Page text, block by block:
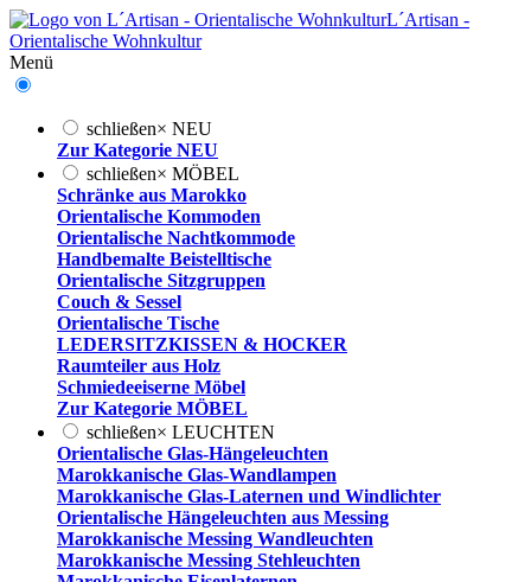
L´Artisan -
Orientalische Wohnkultur
Menü
schließen× NEU
Zur Kategorie NEU
schließen× MÖBEL
Schränke aus Marokko
Orientalische Kommoden
Orientalische Nachtkommode
Handbemalte Beistelltische
Orientalische Sitzgruppen
Couch & Sessel
Orientalische Tische
LEDERSITZKISSEN & HOCKER
Raumteiler aus Holz
Schmiedeeiserne Möbel
Zur Kategorie MÖBEL
schließen× LEUCHTEN
Orientalische Glas-Hängeleuchten
Marokkanische Glas-Wandlampen
Marokkanische Glas-Laternen und Windlichter
Orientalische Hängeleuchten aus Messing
Marokkanische Messing Wandleuchten
Marokkanische Messing Stehleuchten